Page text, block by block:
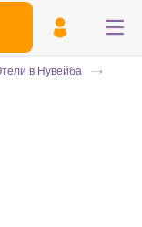
в Нувейба